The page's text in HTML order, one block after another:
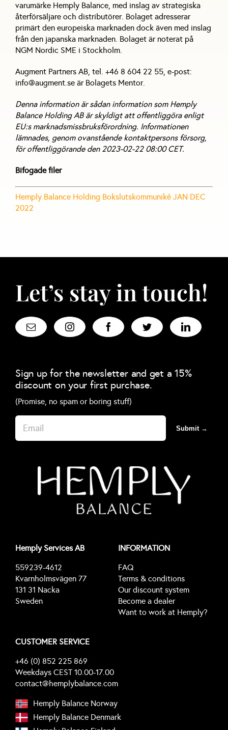
varumärke Hemply Balance, med inslag av strategiska
återförsäljare och distributörer. Bolaget adresserar
primärt den europeiska marknaden dock även med inslag
från den japanska marknaden. Bolaget är noterat på
NGM Nordic SME i Stockholm.
Augment Partners AB, tel. +46 8 604 22 55, e-post:
info@augment.se är Bolagets Mentor.
Denna information är sådan information som Hemply
Balance Holding AB är skyldigt att offentliggöra enligt
EU:s marknadsmissbruksförordning. Informationen
lämnades, genom ovanstående kontaktpersons försorg,
för offentliggörande den 2023-02-22 08:00 CET.
Bifogade filer
Hemply Balance Holding Bokslutskommuniké JAN DEC
2022
Let’s stay in touch!
Sign up for the newsletter and get a 15%
discount on your first purchase.
(Promise, no spam or boring stuff)
Submit →
Hemply Services AB
559239-4612
Kvarnholmsvägen 77
131 31 Nacka
Sweden
INFORMATION
FAQ
Terms & conditions
Our discount system
Become a dealer
Want to work at Hemply?
CUSTOMER SERVICE
+46 (0) 852 225 869
Weekdays CEST 10.00-17.00
contact@hemplybalance.com
Hemply Balance Norway
Hemply Balance Denmark